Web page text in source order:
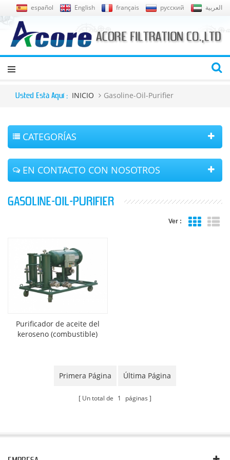
español English français русский العربية
Usted Está Aquí : INICIO Gasoline-Oil-Purifier
CATEGORÍAS
EN CONTACTO CON NOSOTROS
GASOLINE-OIL-PURIFIER
Ver :
Purificador de aceite del
keroseno (combustible)
Primera Página Última Página
Un total de 1 páginas